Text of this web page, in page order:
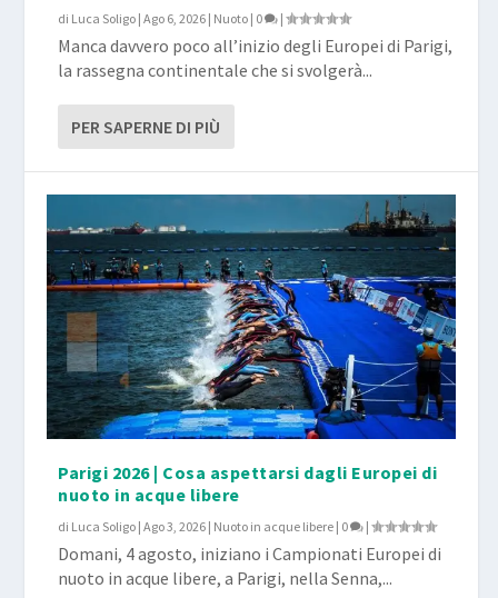
di Luca Soligo |Ago 6, 2026 | Nuoto | 0 |
Manca davvero poco all’inizio degli Europei di Parigi,
la rassegna continentale che si svolgerà...
PER SAPERNE DI PIÙ
Parigi 2026 | Cosa aspettarsi dagli Europei di
nuoto in acque libere
di Luca Soligo |Ago 3, 2026 | Nuoto in acque libere | 0 |
Domani, 4 agosto, iniziano i Campionati Europei di
nuoto in acque libere, a Parigi, nella Senna,...